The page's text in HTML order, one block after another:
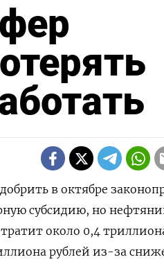
в октябре
субсидию, но
около 0,4
рублей из-за